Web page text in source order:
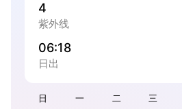
日 一 二 三
4
紫外线
06:18
日出